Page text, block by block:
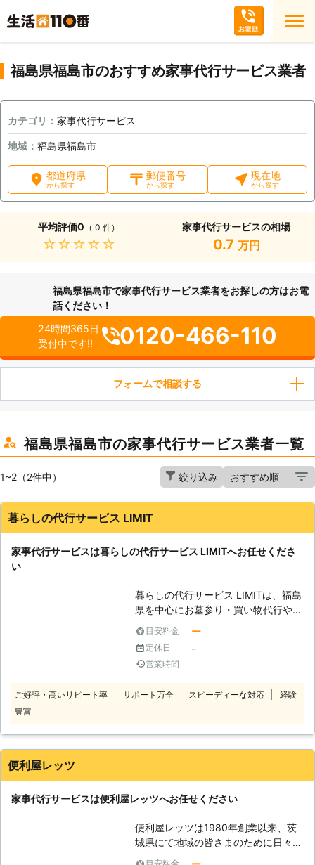
福島県福島市のおすすめ家事代行サービス業者
カテゴリ： 家事代行サービス
地域： 福島県福島市
都道府県
から探す
郵便番号
から探す
現在地
から探す
平均評価0 （ 0 件）
★★★★★
家事代行サービスの相場
0.7 万円
福島県福島市で家事代行サービス業者をお探しの方はお電
話ください！
24時間365日
受付中です!!
0120-466-110
フォームで相談する
福島県福島市の家事代行サービス業者一覧
1~2（2件中） 絞り込み
暮らしの代行サービス LIMIT
家事代行サービスは暮らしの代行サービス LIMITへお任せくださ
い
暮らしの代行サービス LIMITは、福島
県を中心にお墓参り・買い物代行や、
窓ガラスフィルム施工などを承ってい
る会社です。 お客様との出会いや信
頼関係を大切に仕事に励んでいます。
皆様のお役に立てることが私たちの喜
なときは、暮らしの代行サービス
行を依頼したいとき。 暮らしの代行
しっかりとおこなっています。 事前
見積もりを行うことによって皆様に安
心してご利用いただければと思ってい
目安料金 ー
定休日 -
営業時間
ご好評・高いリピート率 サポート万全 スピーディーな対応
経験
豊富
便利屋レッツ
家事代行サービスは便利屋レッツへお任せください
便利屋レッツは1980年創業以来、茨
城県にて地域の皆さまのために日々頑
張っている町の便利屋です。 不用品